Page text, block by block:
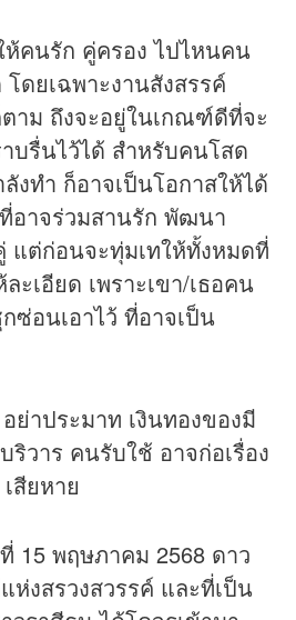
ห้คนรัก คู่ครอง ไปไหนคน
โดยเฉพาะงานสังสรรค์
ตาม ถึงจะอยู่ในเกณฑ์ดีที่จะ
บรื่นไว้ได้ สำหรับคนโสด
งทำ ก็อาจเป็นโอกาสให้ได้
อาจร่วมสานรัก พัฒนา
แต่ก่อนจะทุ่มเทให้ทั้งหมดที่
ะเอียด เพราะเขา/เธอคน
อนเอาไว้ ที่อาจเป็น
ย่าประมาท เงินทองของมี
วาร คนรับใช้ อาจก่อเรื่อง
ดร้อน เสียหาย
15 พฤษภาคม 2568 ดาว
งสรวงสวรรค์ และที่เป็น